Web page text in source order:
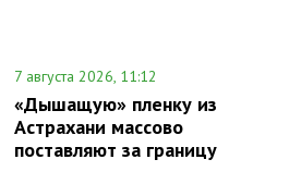
7 августа 2026, 11:12
«Дышащую» пленку из
Астрахани массово
поставляют за границу